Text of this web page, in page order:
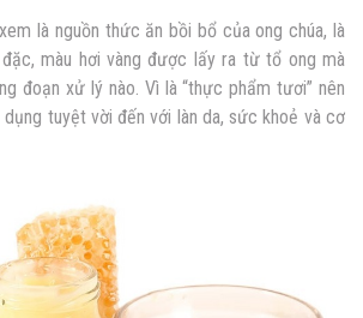
là nguồn thức ăn bồi bổ của ong chúa, là
màu hơi vàng được lấy ra từ tổ ong mà
đoạn xử lý nào. Vì là “thực phẩm tươi” nên
tuyệt vời đến với làn da, sức khoẻ và cơ